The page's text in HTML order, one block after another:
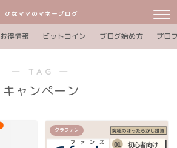
ひなママのマネーブログ
お得情報 ビットコイン ブログ始め方 プロ
― TAG ―
キャンペーン
クラファン